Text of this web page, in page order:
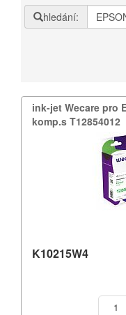
Náplně
pro laserové
pro jehličkové
pro inkoustové
pro kopírovací
Filamenty 3DW
Čisticí prostředky
hledání:
ink-​jet Wecare pro
komp.​s T12854012
K10215W4